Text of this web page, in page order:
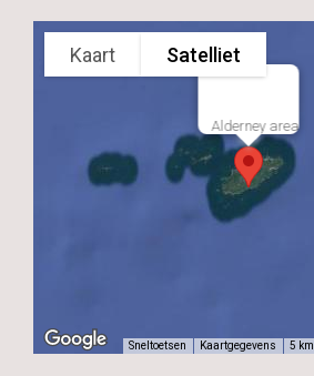
Alderney area
Kaart Satelliet
Sneltoetsen Kaartgegevens 5 km